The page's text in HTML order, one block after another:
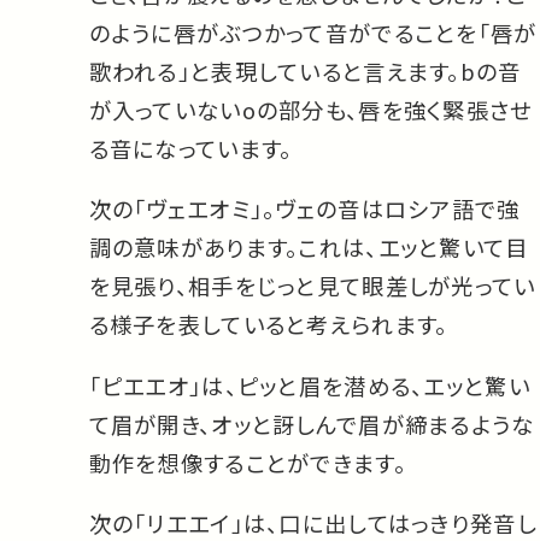
のように唇がぶつかって音がでることを「唇が
歌われる」と表現していると言えます。bの音
が入っていないoの部分も、唇を強く緊張させ
る音になっています。
次の「ヴェエオミ」。ヴェの音はロシア語で強
調の意味があります。これは、エッと驚いて目
を見張り、相手をじっと見て眼差しが光ってい
る様子を表していると考えられます。
「ピエエオ」は、ピッと眉を潜める、エッと驚い
て眉が開き、オッと訝しんで眉が締まるような
動作を想像することができます。
次の「リエエイ」は、口に出してはっきり発音し